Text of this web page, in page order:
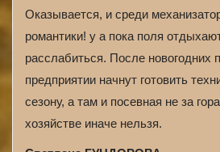
Оказывается, и среди
романтики! у а пока поля
расслабиться. После новогодних
предприятии начнут готовить
сезону, а там и посевная не за
хозяйстве иначе нельзя.